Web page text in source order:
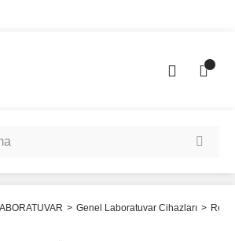
Genel Laboratuvar Cihazları